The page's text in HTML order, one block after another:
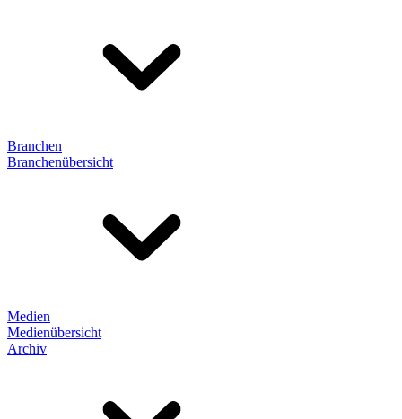
Branchen
Branchenübersicht
Medien
Medienübersicht
Archiv